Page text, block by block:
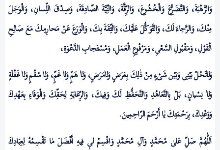
وَالرَّهْبَةَ، وَالتَّضَـرُّعَ وَالْخُشُوعَ، وَالرِّقَّةَ، وَالنِّيَّةَ الصّادِقَةَ، وَصِدْقَ اللِّسانِ، وَالْوَجَلَ
مِنْكَ، وَالرَّجاءَ لَكَ، وَالتَّوَكُّلَ عَلَيْكَ، وَالثِّقَةَ بِكَ، وَالْوَرَعَ عَنْ مَحارِمِكَ مَعَ صَالِحِ
الْقَوْلِ، وَمَقْبُولِ السَّعْىِ، وَمَرْفُوعِ الْعَمَلِ، وَمُسْتَجابِ الدَّعْوَةِ،
وَلاٰتَحُلْ بَيْنِى وَبَیْن شَیْءٍ مِنْ ذٰلِكَ بِعَرَضٍ وَلاٰمَرَضٍ، وَلاٰ هَمٍّ وَلاٰ غَمٍّ، وَلاٰ سُقْمٍ وَلاٰ غَفْلَةٍ
وَلاٰ نِسْيانٍ، بَلْ بِالتَّعَاهُدِ وَالتَّحَفُّظِ لَكَ وَفِيكَ، وَالرِّعَايَةِ لِحَقِّكَ وَالْوَفَاءِ بِعَهْدِكَ
وَوَعْدِكَ، بِرَحْمَتِكَ يٰا أَرْحَمَ الرّاحِمِینَ.
اَللّٰهُمَّ صَلِّ عَلیٰ مُحَمَّدٍ وَآلِ مُحَمَّدٍ وَاقْسِمْ لیٖ فِيهِ أَفْضَلَ مٰا تَقْسِمُهُ لِعِبَادِكَ